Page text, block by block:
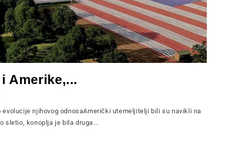
Amerike,...
evolucije njihovog odnosaAmerički utemeljitelji bili su navikli na
sletio, konoplja je bila druga...